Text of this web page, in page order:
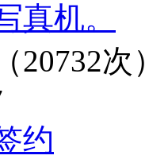
真机。
20732次）
约